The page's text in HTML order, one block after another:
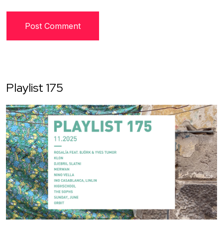
Playlist 175